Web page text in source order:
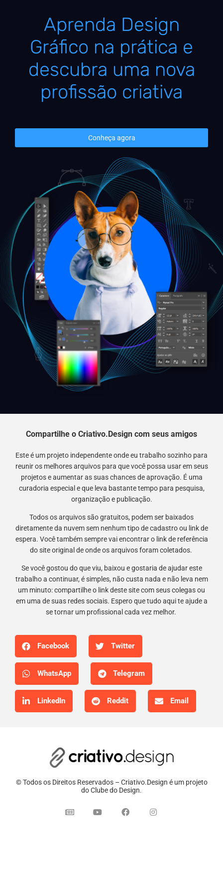
Aprenda Design
Gráfico na prática e
descubra uma nova
profissão criativa
Conheça agora
Compartilhe o Criativo.Design com seus amigos
Este é um projeto independente onde eu trabalho sozinho para
reunir os melhores arquivos para que você possa usar em seus
projetos e aumentar as suas chances de aprovação. É uma
curadoria especial e que leva bastante tempo para pesquisa,
organização e publicação.
Todos os arquivos são gratuitos, podem ser baixados
diretamente da nuvem sem nenhum tipo de cadastro ou link de
espera. Você também sempre vai encontrar o link de referência
do site original de onde os arquivos foram coletados.
Se você gostou do que viu, baixou e gostaria de ajudar este
trabalho a continuar, é simples, não custa nada e não leva nem
um minuto: compartilhe o link deste site com seus colegas ou
em uma de suas redes sociais. Espero que tudo aqui te ajude a
se tornar um profissional cada vez melhor.
Facebook Twitter
WhatsApp Telegram
LinkedIn Reddit Email
© Todos os Direitos Reservados – Criativo.Design é um projeto
do Clube do Design.